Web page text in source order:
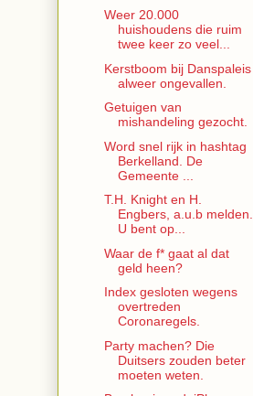
Weer 20.000
huishoudens die ruim
twee keer zo veel...
Kerstboom bij Danspaleis
alweer ongevallen.
Getuigen van
mishandeling gezocht.
Word snel rijk in hashtag
Berkelland. De
Gemeente ...
T.H. Knight en H.
Engbers, a.u.b melden.
U bent op...
Waar de f* gaat al dat
geld heen?
Index gesloten wegens
overtreden
Coronaregels.
Party machen? Die
Duitsers zouden beter
moeten weten.